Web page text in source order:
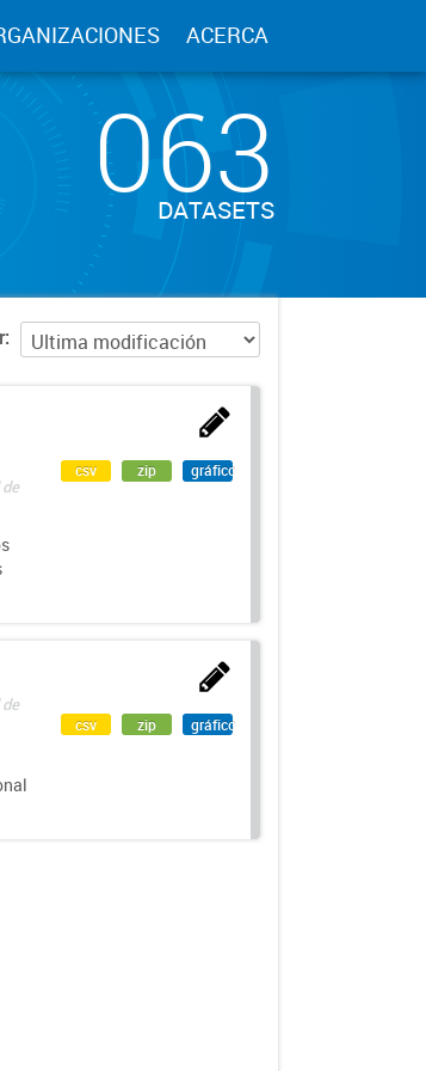
ACERCA
063
DATASETS
csv zip gráfico
csv zip gráfico